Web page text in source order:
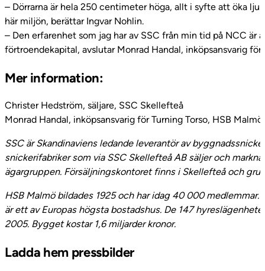
– Dörrarna är hela 250 centimeter höga, allt i syfte att öka
här miljön, berättar Ingvar Nohlin.
– Den erfarenhet som jag har av SSC från min tid på NCC
förtroendekapital, avslutar Monrad Handal, inköpsansvarig för
Mer information:
Christer Hedström, säljare, SSC Skellefteå
Monrad Handal, inköpsansvarig för Turning Torso, HSB Malmö
SSC är Skandinaviens ledande leverantör av
snickerifabriker som via SSC Skellefteå AB säljer och
ägargruppen. Försäljningskontoret finns i Skellefteå och
HSB Malmö bildades 1925 och har idag 40 000
är ett av Europas högsta bostadshus. De 147
2005. Bygget kostar 1,6 miljarder kronor.
Ladda hem pressbilder